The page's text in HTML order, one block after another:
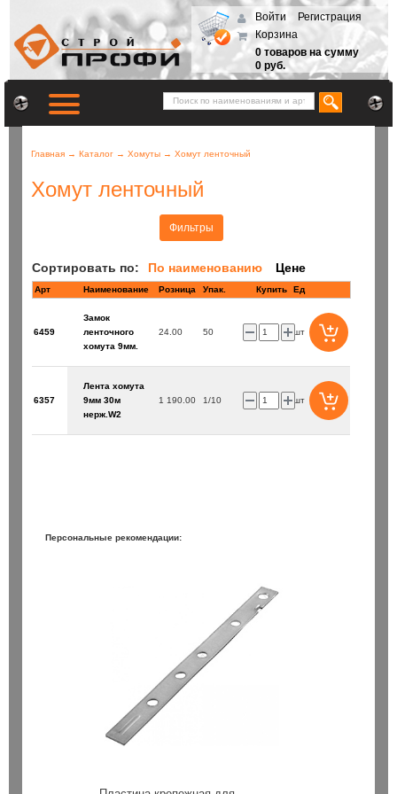
Войти
Регистрация
Корзина
0 товаров на сумму
0 руб.
Главная → Каталог → Хомуты → Хомут ленточный
Хомут ленточный
Фильтры
Сортировать по: По наименованию Цене
Арт Наименование Розница Купить Ед
6459
Замок
ленточного
хомута 9мм.
24.00 50 шт
6357
Лента хомута
9мм 30м
нерж.W2
1 190.00 1/10 шт
Персональные рекомендации: